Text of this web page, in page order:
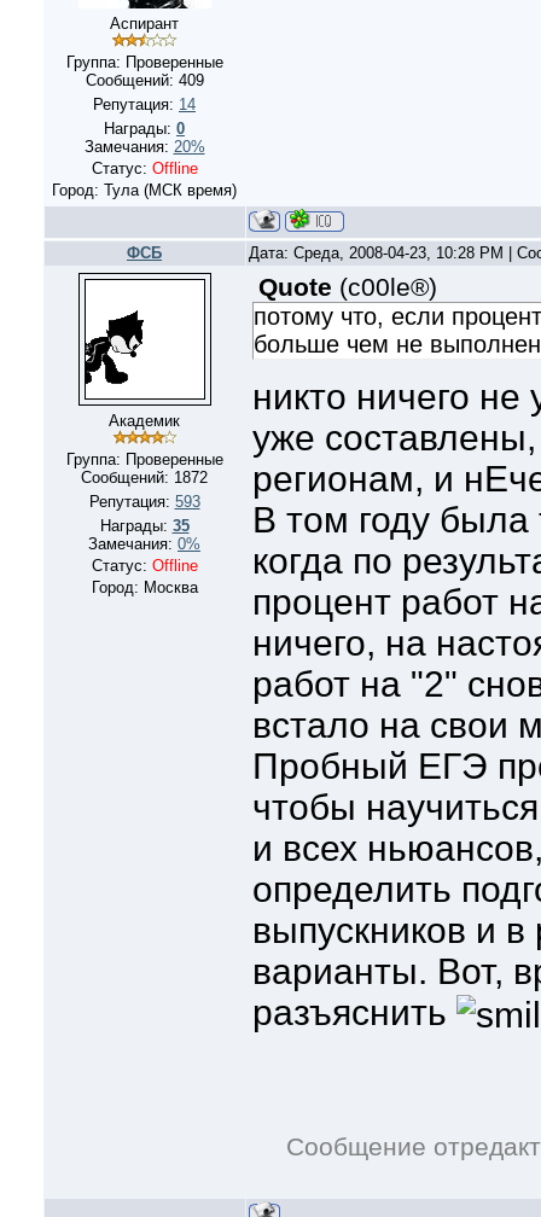
Аспирант
Группа: Проверенные
Сообщений: 409
Репутация: 14
Награды: 0
Замечания: 20%
Статус: Offline
Город: Тула (МСК время)
ФСБ Дата: Среда, 2008-04-23, 10:28 PM |
Академик
Группа: Проверенные
Сообщений: 1872
Репутация: 593
Награды: 35
Замечания: 0%
Статус: Offline
Город: Москва
Quote (c00le®)
потому что, если
больше чем не
никто ничего не
уже
регионам, и
В том году была
когда по
процент работ
ничего, на
работ на "2"
встало на свои
Пробный ЕГЭ
чтобы
и всех
определить
выпускников и в
варианты. Вот,
разъяснить
Сообщение